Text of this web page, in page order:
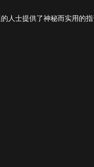
士提供了神秘而实用